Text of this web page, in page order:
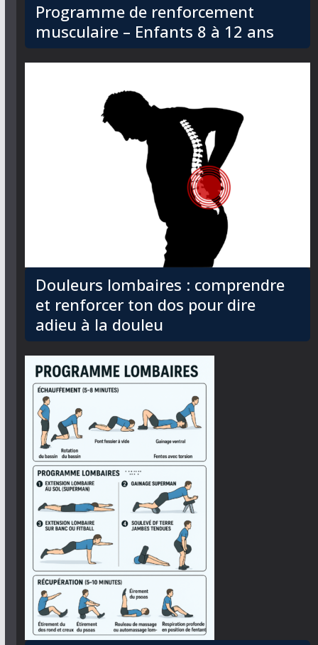
Programme de renforcement
musculaire – Enfants 8 à 12 ans
Douleurs lombaires : comprendre
et renforcer ton dos pour dire
adieu à la douleu